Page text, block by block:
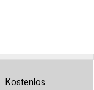
Kostenlos